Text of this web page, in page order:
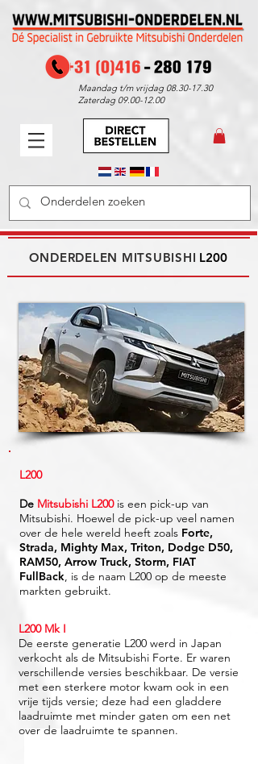
Maandag t/m vrijdag 08.30-17.30
Zaterdag 09.00-12.00
ONDERDELEN MITSUBISHI L200
L200
De Mitsubishi L200 is een pick-up van
Mitsubishi. Hoewel de pick-up veel namen
over de hele wereld heeft zoals Forte,
Strada, Mighty Max, Triton, Dodge D50,
RAM50, Arrow Truck, Storm, FIAT
FullBack, is de naam L200 op de meeste
markten gebruikt.
L200 Mk I
De eerste generatie L200 werd in Japan
verkocht als de Mitsubishi Forte. Er waren
verschillende versies beschikbaar. De versie
met een sterkere motor kwam ook in een
vrije tijds versie; deze had een gladdere
laadruimte met minder gaten om een net
over de laadruimte te spannen.